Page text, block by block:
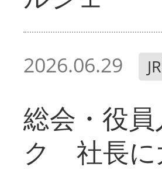
2026.06.29
総会・役
ク 社長に